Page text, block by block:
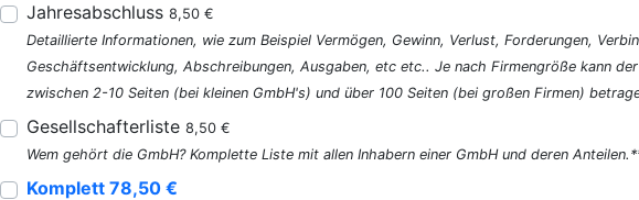
Jahresabschluss 8,50 €
Detaillierte Informationen, wie zum Beispiel Vermögen, Gewinn, Verlust, Forderungen,
Geschäftsentwicklung, Abschreibungen, Ausgaben, etc etc.. Je nach Firmengröße kann
zwischen 2-10 Seiten (bei kleinen GmbH's) und über 100 Seiten (bei großen Firmen)
Gesellschafterliste 8,50 €
Wem gehört die GmbH? Komplette Liste mit allen Inhabern einer GmbH und deren
Komplett 78,50 €